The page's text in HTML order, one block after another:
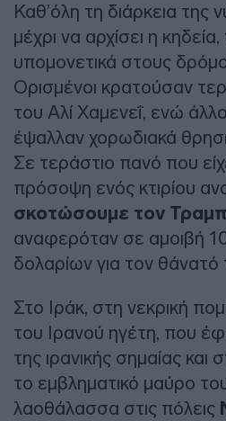
Καθ’όλη τη διάρκεια της
μέχρι να αρχίσει η
υπομονετικά στους
Ορισμένοι κρατούσαν
του Αλί Χαμενεΐ, ενώ
έψαλλαν χορωδιακά
Σε τεράστιο πανό που
πρόσοψη ενός κτιρίου
σκοτώσουμε τον Τραμπ
αναφερόταν σε αμοιβή
δολαρίων για τον θάνατό
Στο Ιράκ, στη νεκρική
του Ιρανού ηγέτη, που
της ιρανικής σημαίας
το εμβληματικό μαύρο
λαοθάλασσα στις πόλεις